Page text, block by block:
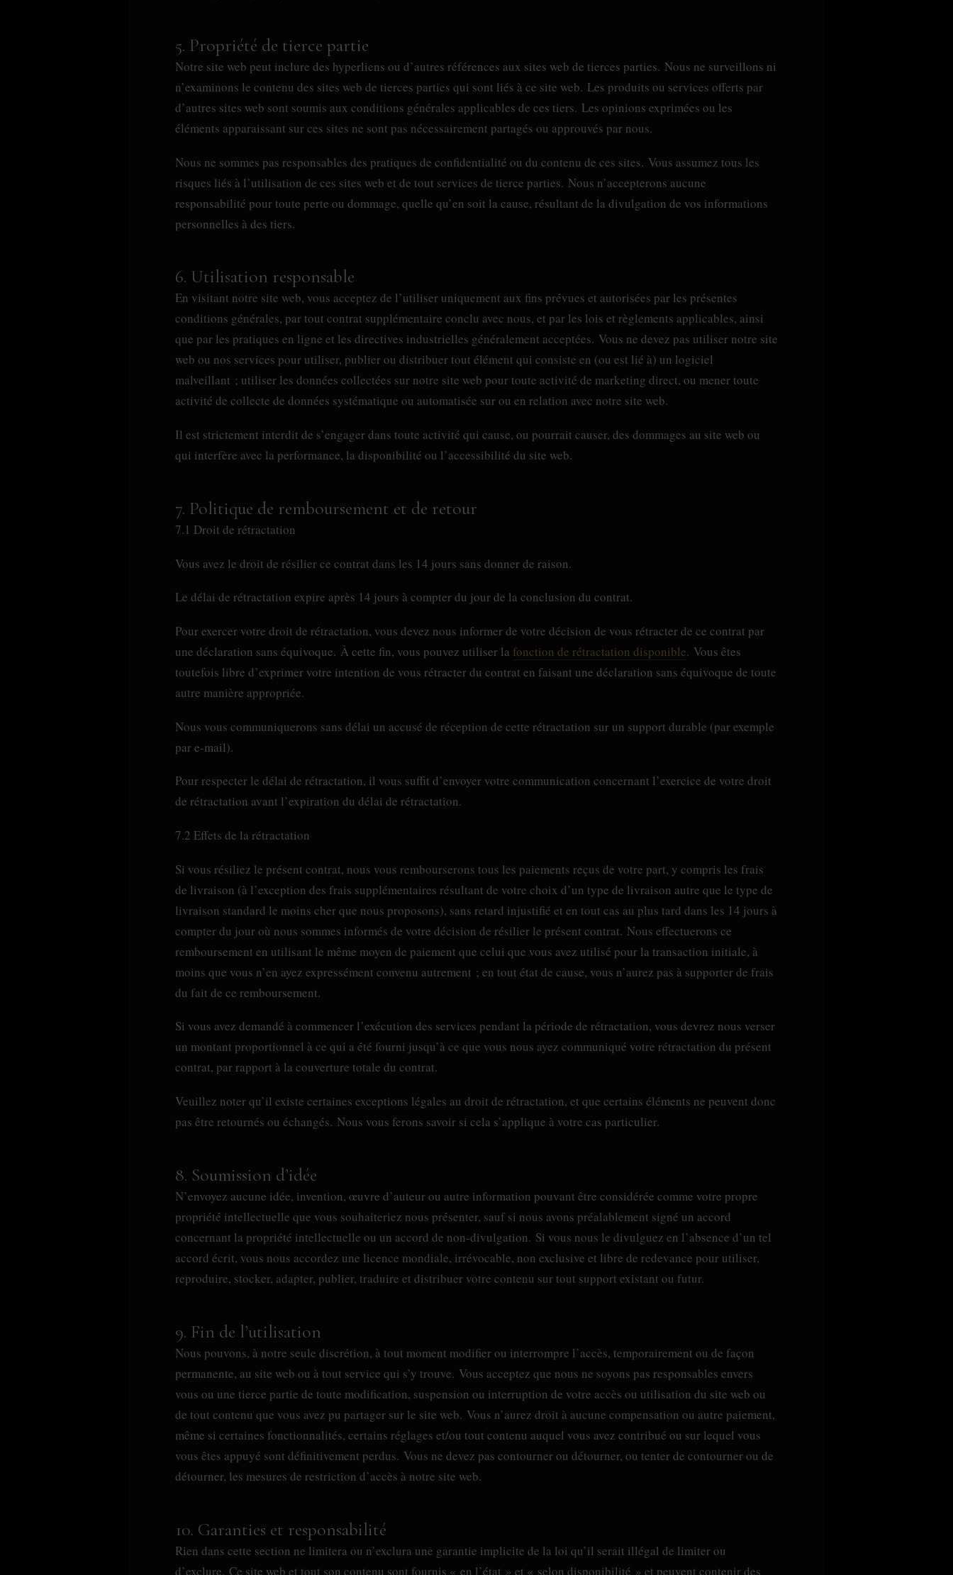
5. Propriété de tierce partie
Notre site web peut inclure des hyperliens ou d’autres références aux sites web de tierces parties. Nous ne surveillons ni
n’examinons le contenu des sites web de tierces parties qui sont liés à ce site web. Les produits ou services offerts par
d’autres sites web sont soumis aux conditions générales applicables de ces tiers. Les opinions exprimées ou les
éléments apparaissant sur ces sites ne sont pas nécessairement partagés ou approuvés par nous.
Nous ne sommes pas responsables des pratiques de confidentialité ou du contenu de ces sites. Vous assumez tous les
risques liés à l’utilisation de ces sites web et de tout services de tierce parties. Nous n’accepterons aucune
responsabilité pour toute perte ou dommage, quelle qu’en soit la cause, résultant de la divulgation de vos informations
personnelles à des tiers.
6. Utilisation responsable
En visitant notre site web, vous acceptez de l’utiliser uniquement aux fins prévues et autorisées par les présentes
conditions générales, par tout contrat supplémentaire conclu avec nous, et par les lois et règlements applicables, ainsi
que par les pratiques en ligne et les directives industrielles généralement acceptées. Vous ne devez pas utiliser notre site
web ou nos services pour utiliser, publier ou distribuer tout élément qui consiste en (ou est lié à) un logiciel
malveillant ; utiliser les données collectées sur notre site web pour toute activité de marketing direct, ou mener toute
activité de collecte de données systématique ou automatisée sur ou en relation avec notre site web.
Il est strictement interdit de s’engager dans toute activité qui cause, ou pourrait causer, des dommages au site web ou
qui interfère avec la performance, la disponibilité ou l’accessibilité du site web.
7. Politique de remboursement et de retour
7.1 Droit de rétractation
Vous avez le droit de résilier ce contrat dans les 14 jours sans donner de raison.
Le délai de rétractation expire après 14 jours à compter du jour de la conclusion du contrat.
Pour exercer votre droit de rétractation, vous devez nous informer de votre décision de vous rétracter de ce contrat par
une déclaration sans équivoque. À cette fin, vous pouvez utiliser la fonction de rétractation disponible. Vous êtes
toutefois libre d’exprimer votre intention de vous rétracter du contrat en faisant une déclaration sans équivoque de toute
autre manière appropriée.
Nous vous communiquerons sans délai un accusé de réception de cette rétractation sur un support durable (par exemple
par e-mail).
Pour respecter le délai de rétractation, il vous suffit d’envoyer votre communication concernant l’exercice de votre droit
de rétractation avant l’expiration du délai de rétractation.
7.2 Effets de la rétractation
Si vous résiliez le présent contrat, nous vous rembourserons tous les paiements reçus de votre part, y compris les frais
de livraison (à l’exception des frais supplémentaires résultant de votre choix d’un type de livraison autre que le type de
livraison standard le moins cher que nous proposons), sans retard injustifié et en tout cas au plus tard dans les 14 jours à
compter du jour où nous sommes informés de votre décision de résilier le présent contrat. Nous effectuerons ce
remboursement en utilisant le même moyen de paiement que celui que vous avez utilisé pour la transaction initiale, à
moins que vous n’en ayez expressément convenu autrement ; en tout état de cause, vous n’aurez pas à supporter de frais
du fait de ce remboursement.
Si vous avez demandé à commencer l’exécution des services pendant la période de rétractation, vous devrez nous verser
un montant proportionnel à ce qui a été fourni jusqu’à ce que vous nous ayez communiqué votre rétractation du présent
contrat, par rapport à la couverture totale du contrat.
Veuillez noter qu’il existe certaines exceptions légales au droit de rétractation, et que certains éléments ne peuvent donc
pas être retournés ou échangés. Nous vous ferons savoir si cela s’applique à votre cas particulier.
8. Soumission d’idée
N’envoyez aucune idée, invention, œuvre d’auteur ou autre information pouvant être considérée comme votre propre
propriété intellectuelle que vous souhaiteriez nous présenter, sauf si nous avons préalablement signé un accord
concernant la propriété intellectuelle ou un accord de non-divulgation. Si vous nous le divulguez en l’absence d’un tel
accord écrit, vous nous accordez une licence mondiale, irrévocable, non exclusive et libre de redevance pour utiliser,
reproduire, stocker, adapter, publier, traduire et distribuer votre contenu sur tout support existant ou futur.
9. Fin de l’utilisation
Nous pouvons, à notre seule discrétion, à tout moment modifier ou interrompre l’accès, temporairement ou de façon
permanente, au site web ou à tout service qui s’y trouve. Vous acceptez que nous ne soyons pas responsables envers
vous ou une tierce partie de toute modification, suspension ou interruption de votre accès ou utilisation du site web ou
de tout contenu que vous avez pu partager sur le site web. Vous n’aurez droit à aucune compensation ou autre paiement,
même si certaines fonctionnalités, certains réglages et/ou tout contenu auquel vous avez contribué ou sur lequel vous
vous êtes appuyé sont définitivement perdus. Vous ne devez pas contourner ou détourner, ou tenter de contourner ou de
détourner, les mesures de restriction d’accès à notre site web.
10. Garanties et responsabilité
Rien dans cette section ne limitera ou n’exclura une garantie implicite de la loi qu’il serait illégal de limiter ou
d’exclure. Ce site web et tout son contenu sont fournis « en l’état » et « selon disponibilité » et peuvent contenir des